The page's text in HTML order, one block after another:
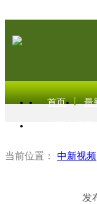
首页 最
当前位置： 中新视频
发